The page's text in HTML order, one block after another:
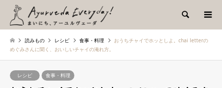
検索
読みもの レシピ 食事・料理
おうちチャイでホッとしよ。chai letterの
めぐみさんに聞く、おいしいチャイの淹れ方。
レシピ 食事・料理